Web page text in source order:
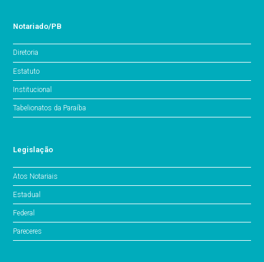
Notariado/PB
Diretoria
Estatuto
Institucional
Tabelionatos da Paraíba
Legislação
Atos Notariais
Estadual
Federal
Pareceres